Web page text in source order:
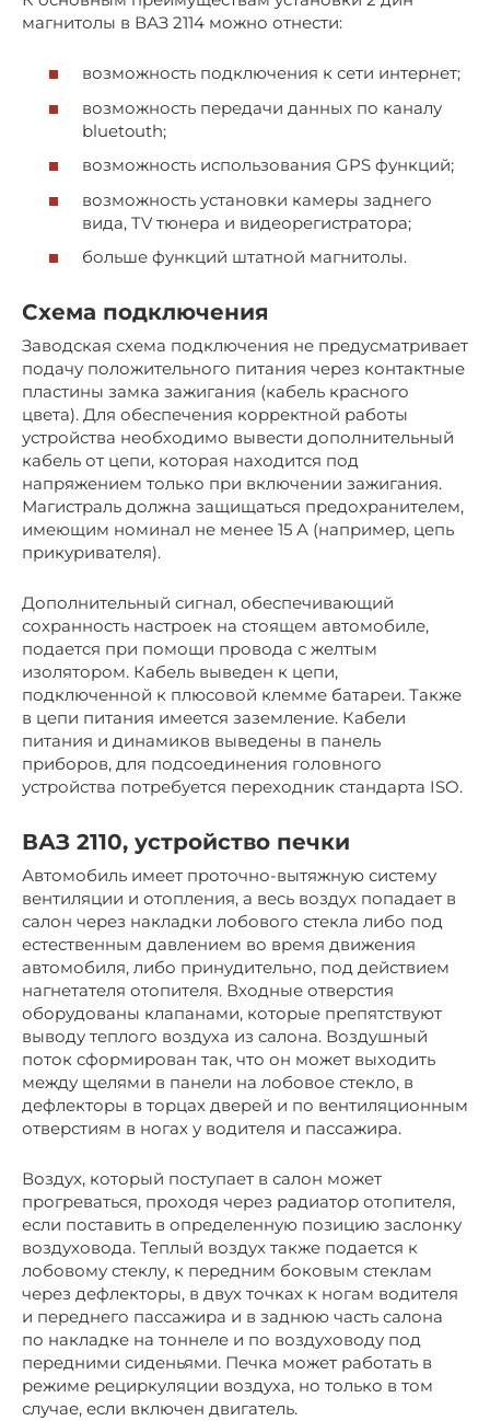
магнитолы в ВАЗ 2114 можно отнести:
возможность подключения к сети интернет;
возможность передачи данных по каналу
bluetouth;
возможность использования GPS функций;
возможность установки камеры заднего
вида, TV тюнера и видеорегистратора;
больше функций штатной магнитолы.
Схема подключения
Заводская схема подключения не предусматривает
подачу положительного питания через контактные
пластины замка зажигания (кабель красного
цвета). Для обеспечения корректной работы
устройства необходимо вывести дополнительный
кабель от цепи, которая находится под
напряжением только при включении зажигания.
Магистраль должна защищаться предохранителем,
имеющим номинал не менее 15 А (например, цепь
прикуривателя).
Дополнительный сигнал, обеспечивающий
сохранность настроек на стоящем автомобиле,
подается при помощи провода с желтым
изолятором. Кабель выведен к цепи,
подключенной к плюсовой клемме батареи. Также
в цепи питания имеется заземление. Кабели
питания и динамиков выведены в панель
приборов, для подсоединения головного
устройства потребуется переходник стандарта ISO.
ВАЗ 2110, устройство печки
Автомобиль имеет проточно-вытяжную систему
вентиляции и отопления, а весь воздух попадает в
салон через накладки лобового стекла либо под
естественным давлением во время движения
автомобиля, либо принудительно, под действием
нагнетателя отопителя. Входные отверстия
оборудованы клапанами, которые препятствуют
выводу теплого воздуха из салона. Воздушный
поток сформирован так, что он может выходить
между щелями в панели на лобовое стекло, в
дефлекторы в торцах дверей и по вентиляционным
отверстиям в ногах у водителя и пассажира.
Воздух, который поступает в салон может
прогреваться, проходя через радиатор отопителя,
если поставить в определенную позицию заслонку
воздуховода. Теплый воздух также подается к
лобовому стеклу, к передним боковым стеклам
через дефлекторы, в двух точках к ногам водителя
и переднего пассажира и в заднюю часть салона
по накладке на тоннеле и по воздуховоду под
передними сиденьями. Печка может работать в
режиме рециркуляции воздуха, но только в том
случае, если включен двигатель.